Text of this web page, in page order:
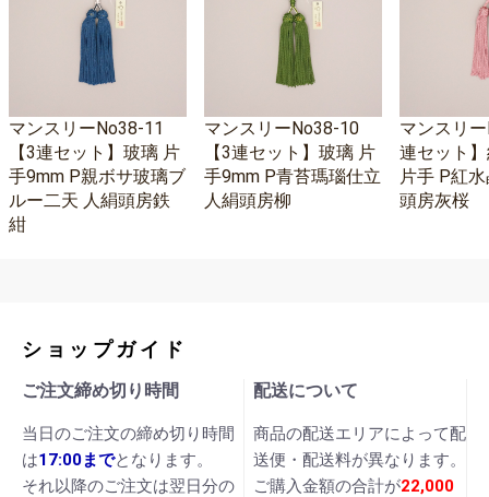
マンスリーNo38-11
【3連セット】玻璃 片
手9mm P親ボサ玻璃ブ
ルー二天 人絹頭房鉄
紺
マンスリーNo38-10
【3連セット】玻璃 片
手9mm P青苔瑪瑙仕立
人絹頭房柳
マンスリ
連セット
片手 P紅
頭房灰桜
ショップガイド
ご注文締め切り時間
当日のご注文の締め切り時間
は17:00までとなります。
それ以降のご注文は翌日分の
配送について
商品の配送エリアによって配
送便・配送料が異なります。
ご購入金額の合計が22,000